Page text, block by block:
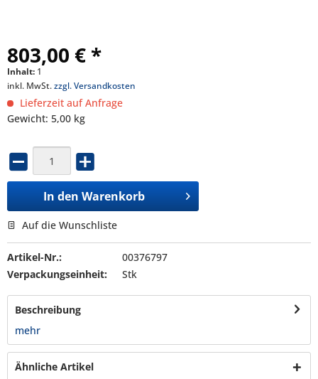
803,00 € *
Inhalt: 1
inkl. MwSt.zzgl. Versandkosten
Lieferzeit auf Anfrage
Gewicht: 5,00 kg
In den Warenkorb
Auf die Wunschliste
Artikel-Nr.:
00376797
Verpackungseinheit:
Stk
Beschreibung
mehr
Ähnliche Artikel